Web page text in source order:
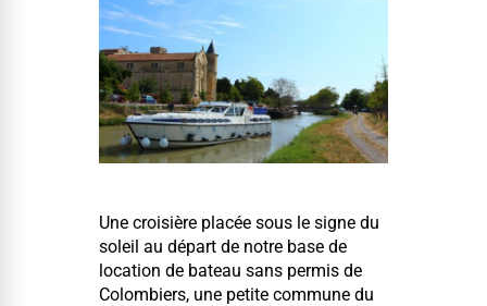
Une croisière placée sous le signe du
soleil au départ de notre base de
loca­tion de bateau sans per­mis de
Colom­biers, une petite com­mune du